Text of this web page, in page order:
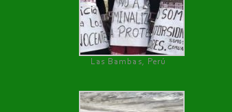
Las Bambas, Perú